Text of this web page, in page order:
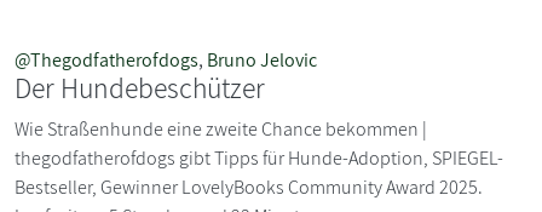
@Thegodfatherofdogs, Bruno Jelovic
Der Hundebeschützer
Wie Straßenhunde eine zweite Chance bekommen |
thegodfatherofdogs gibt Tipps für Hunde-Adoption, SPIEGEL-
Bestseller, Gewinner LovelyBooks Community Award 2025.